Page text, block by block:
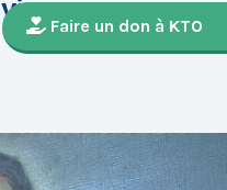
Faire un don à KTO